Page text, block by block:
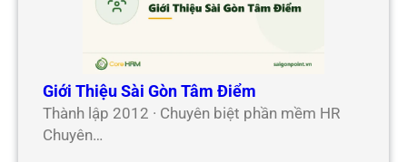
Giới Thiệu Sài Gòn Tâm Điểm
Thành lập 2012 · Chuyên biệt phần mềm HR
Chuyên…